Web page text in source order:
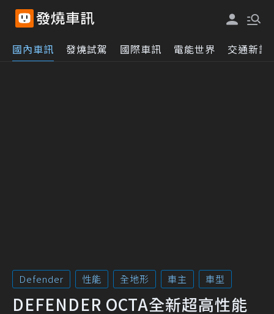
國內車訊 發燒試駕 國際車訊 電能世界 交通新訊
Defender 性能 全地形 車主 車型
DEFENDER OCTA全新超高性能